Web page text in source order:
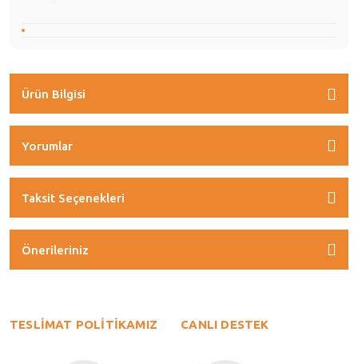
Ürün Bilgisi
Yorumlar
Taksit Seçenekleri
Önerileriniz
TESLİMAT POLİTİKAMIZ CANLI DESTEK